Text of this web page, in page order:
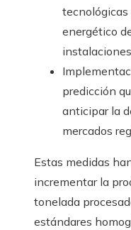
tecnológicas
energético
predicción
anticipar la
mercados
Estas medidas
incrementar la
tonelada
estándares